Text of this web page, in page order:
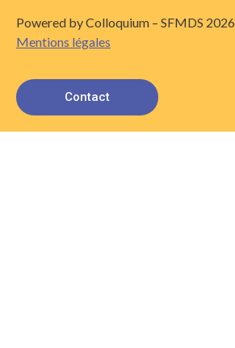
Powered by Colloquium – SFMDS 2026
Mentions légales
Contact